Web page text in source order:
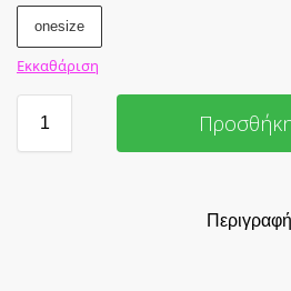
onesize
Εκκαθάριση
Περιγραφή